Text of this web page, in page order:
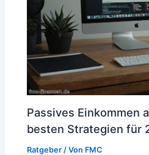
Passives Einkommen
besten Strategien für
Ratgeber / Von FMC